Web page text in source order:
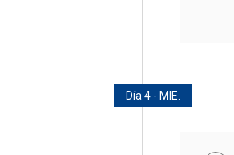
Día 4 - MIE.